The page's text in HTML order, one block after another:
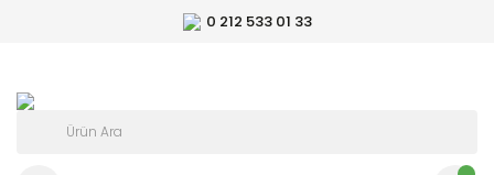
0 212 533 01 33